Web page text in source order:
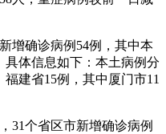
增确诊病例54例，其中本
具体信息如下：本土病例分
建省15例，其中厦门市11
31个省区市新增确诊病例